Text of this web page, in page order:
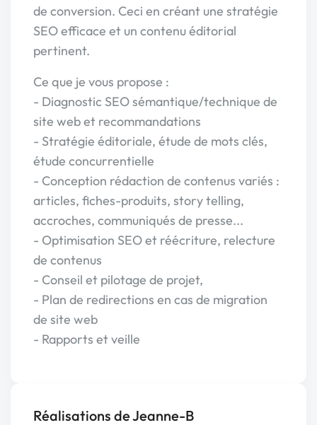
de conversion. Ceci en créant une stratégie
SEO efficace et un contenu éditorial
pertinent.
Ce que je vous propose :
- Diagnostic SEO sémantique/technique de
site web et recommandations
- Stratégie éditoriale, étude de mots clés,
étude concurrentielle
- Conception rédaction de contenus variés :
articles, fiches-produits, story telling,
accroches, communiqués de presse...
- Optimisation SEO et réécriture, relecture
de contenus
- Conseil et pilotage de projet,
- Plan de redirections en cas de migration
de site web
- Rapports et veille
Réalisations de Jeanne-B